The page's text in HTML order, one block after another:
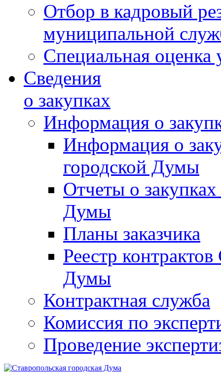
Отбор в кадровый
муниципальной
Специальная оценка
Сведения
о закупках
Информация о
Информация о
городской Думы
Отчеты о
Думы
Планы заказчика
Реестр
Думы
Контрактная служба
Комиссия по
Проведение